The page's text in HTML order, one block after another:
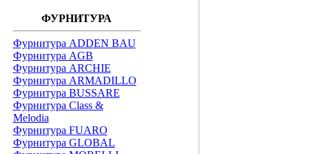
ФУРНИТУРА
Фурнитура ADDEN BAU
Фурнитура AGB
Фурнитура ARCHIE
Фурнитура ARMADILLO
Фурнитура BUSSARE
Фурнитура Class &
Melodia
Фурнитура FUARO
Фурнитура GLOBAL